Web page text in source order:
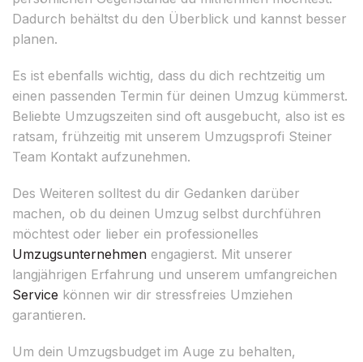
Dadurch behältst du den Überblick und kannst besser
planen.
Es ist ebenfalls wichtig, dass du dich rechtzeitig um
einen passenden Termin für deinen Umzug kümmerst.
Beliebte Umzugszeiten sind oft ausgebucht, also ist es
ratsam, frühzeitig mit unserem Umzugsprofi Steiner
Team Kontakt aufzunehmen.
Des Weiteren solltest du dir Gedanken darüber
machen, ob du deinen Umzug selbst durchführen
möchtest oder lieber ein professionelles
Umzugsunternehmen engagierst. Mit unserer
langjährigen Erfahrung und unserem umfangreichen
Service können wir dir stressfreies Umziehen
garantieren.
Um dein Umzugsbudget im Auge zu behalten,